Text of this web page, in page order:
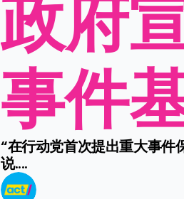
政府
事件
“在行动党首次提出重大事件
说....